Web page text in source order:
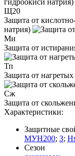
Щ20
Защита от
натрия)
Ми
Защита от
Тп
Защита от
Сж
Защита от
Характеристики:
Защитные
МУН200; З;
Сезон